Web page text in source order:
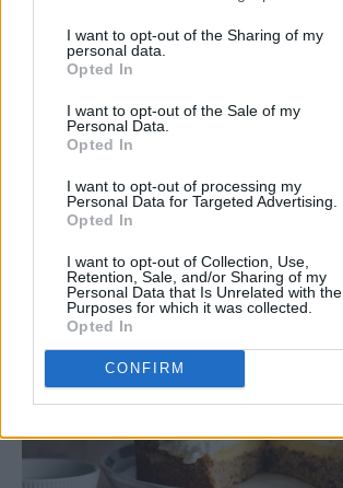
I want to opt-out of the Sharing of my
personal data.
Opted In
I want to opt-out of the Sale of my
Personal Data.
Opted In
I want to opt-out of processing my
Personal Data for Targeted Advertising.
Opted In
I want to opt-out of Collection, Use,
Retention, Sale, and/or Sharing of my
Personal Data that Is Unrelated with the
Purposes for which it was collected.
Opted In
CONFIRM